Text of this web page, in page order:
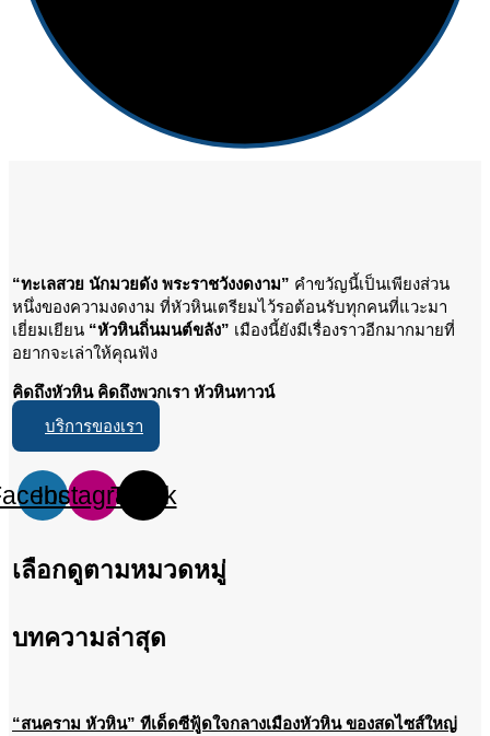
“ทะเลสวย นักมวยดัง พระราชวังงดงาม” คำขวัญนี้เป็นเพียงส่วน
หนึ่งของความงดงาม ที่หัวหินเตรียมไว้รอต้อนรับทุกคนที่แวะมา
เยี่ยมเยียน “หัวหินถิ่นมนต์ขลัง” เมืองนี้ยังมีเรื่องราวอีกมากมายที่
อยากจะเล่าให้คุณฟัง
คิดถึงหัวหิน คิดถึงพวกเรา หัวหินทาวน์
บริการของเรา
InstagramTiktok
เลือกดูตามหมวดหมู่
บทความล่าสุด
“สนคราม หัวหิน” ทีเด็ดซีฟู้ดใจกลางเมืองหัวหิน ของสดไซส์ใหญ่